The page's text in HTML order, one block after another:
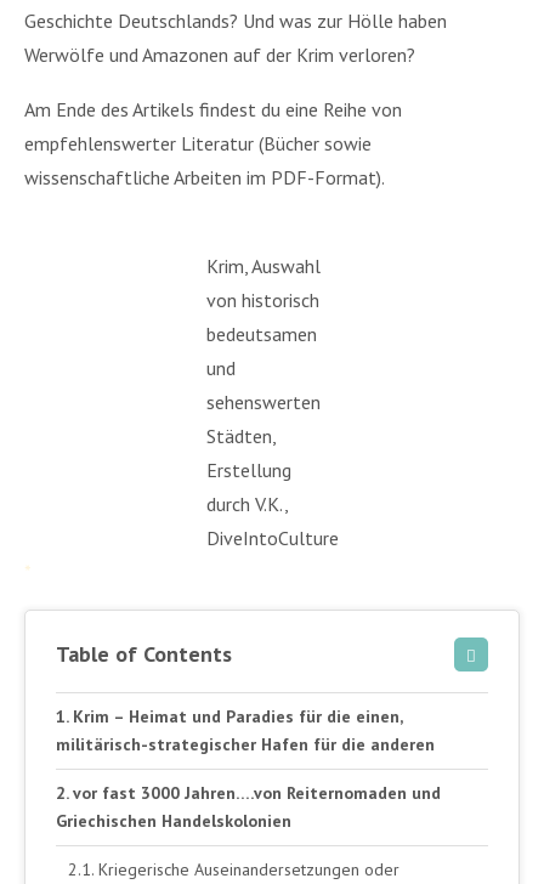
Geschichte Deutschlands? Und was zur Hölle haben
Werwölfe und Amazonen auf der Krim verloren?
Am Ende des Artikels findest du eine Reihe von
empfehlenswerter Literatur (Bücher sowie
wissenschaftliche Arbeiten im PDF-Format).
Krim, Auswahl
von historisch
bedeutsamen
und
sehenswerten
Städten,
Erstellung
durch V.K.,
DiveIntoCulture
*
Table of Contents
Krim – Heimat und Paradies für die einen,
militärisch-strategischer Hafen für die anderen
vor fast 3000 Jahren….von Reiternomaden und
Griechischen Handelskolonien
Kriegerische Auseinandersetzungen oder